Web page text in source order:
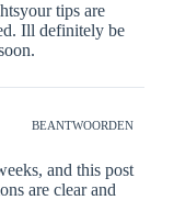
tips are
Ill definitely be
BEANTWOORDEN
and this post
are clear and